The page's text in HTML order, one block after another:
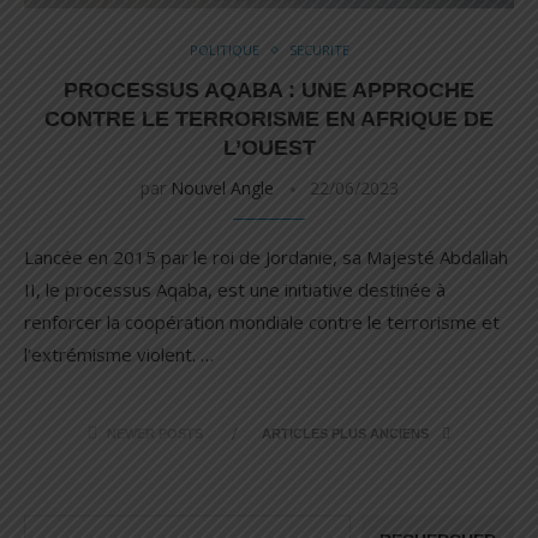
POLITIQUE SECURITE
PROCESSUS AQABA : UNE APPROCHE
CONTRE LE TERRORISME EN AFRIQUE DE
L’OUEST
par Nouvel Angle 22/06/2023
Lancée en 2015 par le roi de Jordanie, sa Majesté Abdallah
II, le processus Aqaba, est une initiative destinée à
renforcer la coopération mondiale contre le terrorisme et
l’extrémisme violent. …
ARTICLES PLUS ANCIENS